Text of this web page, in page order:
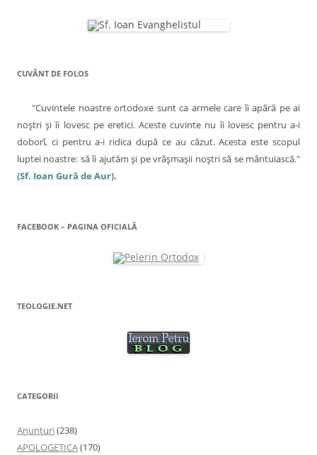
CUVÂNT DE FOLOS
"Cuvintele noastre ortodoxe sunt ca armele care îi apără pe ai
noştri şi îi lovesc pe eretici. Aceste cuvinte nu îi lovesc pentru a-i
doborî, ci pentru a-i ridica după ce au căzut. Acesta este scopul
luptei noastre: să îi ajutăm şi pe vrăşmaşii noştri să se mântuiască."
(Sf. Ioan Gură de Aur).
FACEBOOK – PAGINA OFICIALĂ
TEOLOGIE.NET
CATEGORII
Anunţuri(238)
APOLOGETICA(170)